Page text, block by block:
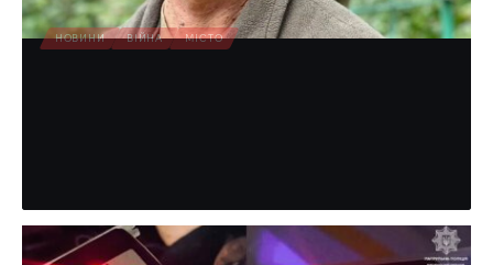
НОВИНИ ВІЙНА МІСТО